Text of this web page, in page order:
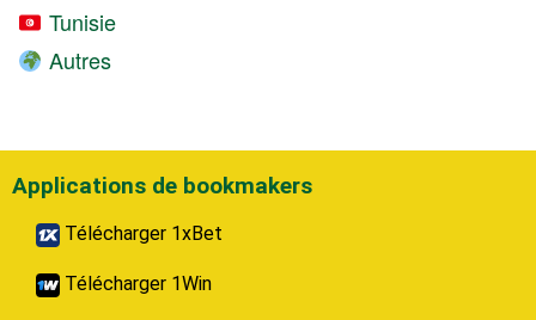
Tunisie
Autres
Applications de bookmakers
Télécharger 1xBet
Télécharger 1Win